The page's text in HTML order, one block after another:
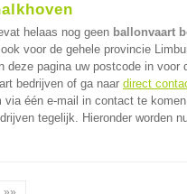
helaas nog geen ballonvaart
voor de gehele provincie
deze pagina uw postcode in voor
bedrijven of ga naar direct
via één e-mail in contact te
tegelijk. Hieronder worden